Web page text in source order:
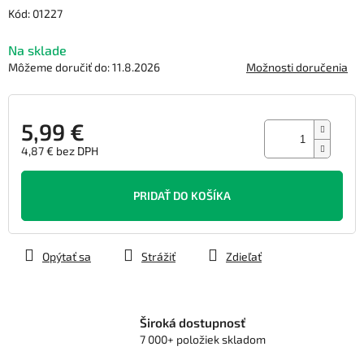
Kód: 01227
Na sklade
Môžeme doručiť do:11.8.2026 Možnosti doručenia
5,99 €
4,87 € bez DPH
Jednotková
PRIDAŤ DO KOŠÍKA
Opýtať sa Strážiť Zdieľať
0,0
5
hviezdičiek.
Široká dostupnosť
7 000+ položiek skladom